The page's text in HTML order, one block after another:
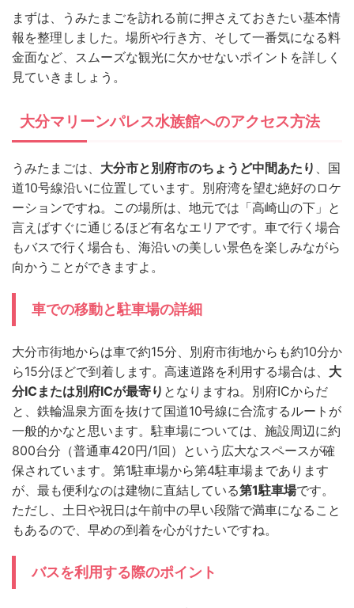
まずは、うみたまごを訪れる前に押さえておきたい基本情
報を整理しました。場所や行き方、そして一番気になる料
金面など、スムーズな観光に欠かせないポイントを詳しく
見ていきましょう。
大分マリーンパレス水族館へのアクセス方法
うみたまごは、 大分市と別府市のちょうど中間あたり 、国
道10号線沿いに位置しています。別府湾を望む絶好のロケ
ーションですね。この場所は、地元では「高崎山の下」と
言えばすぐに通じるほど有名なエリアです。車で行く場合
もバスで行く場合も、海沿いの美しい景色を楽しみながら
向かうことができますよ。
車での移動と駐車場の詳細
大分市街地からは車で約15分、別府市街地からも約10分か
ら15分ほどで到着します。高速道路を利用する場合は、 大
分ICまたは別府ICが最寄り となりますね。別府ICからだ
と、鉄輪温泉方面を抜けて国道10号線に合流するルートが
一般的かなと思います。駐車場については、施設周辺に約
800台分（普通車420円/1回）という広大なスペースが確
保されています。第1駐車場から第4駐車場まであります
が、最も便利なのは建物に直結している第1駐車場です。
ただし、土日や祝日は午前中の早い段階で満車になること
もあるので、早めの到着を心がけたいですね。
バスを利用する際のポイント